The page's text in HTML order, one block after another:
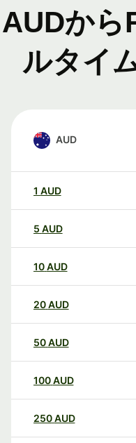
AUDから
ルタイ
AUD
1 AUD
5 AUD
10AUD
20AUD
50AUD
100AUD
250AUD